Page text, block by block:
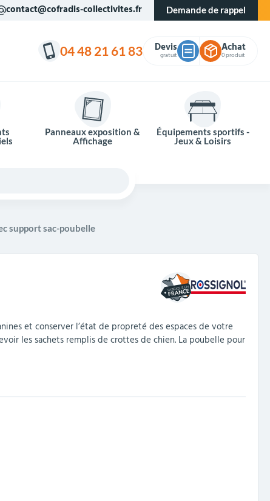
contact@cofradis-collectivites.fr Demande de rappel
04 48 21 61 83 Devis
gratuit
Achat
0 produit
Panneaux exposition &
Affichage
Équipements sportifs -
Jeux & Loisirs
support sac-poubelle
et conserver l’état de propreté des espaces de votre
les sachets remplis de crottes de chien. La poubelle pour